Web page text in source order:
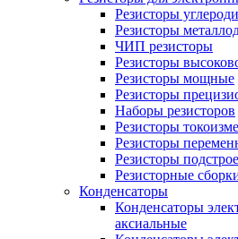
Резисторы
Резисторы
ЧИП резисторы
Резисторы
Резисторы мощные
Резисторы
Наборы резисторов
Резисторы
Резисторы
Резисторы
Резисторные
Конденсаторы
Конденсаторы
аксиальные